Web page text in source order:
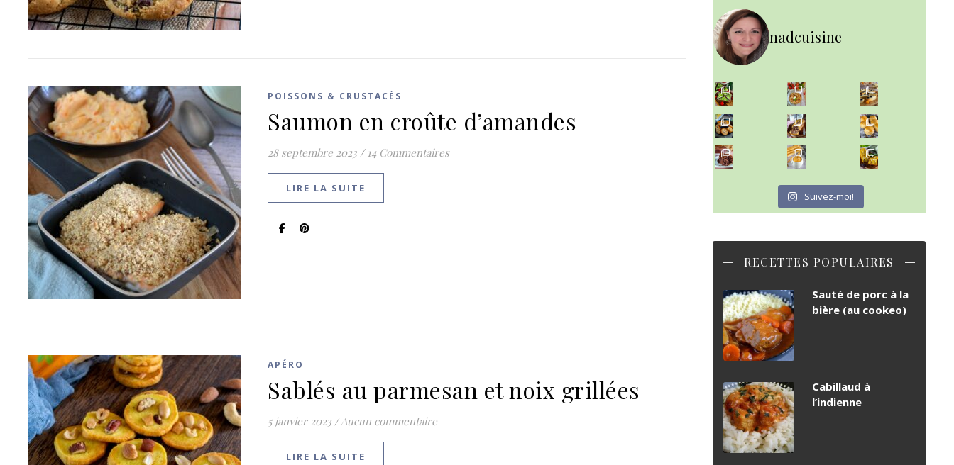
POISSONS & CRUSTACÉS
Saumon en croûte d’amandes
28 septembre 2023 / 14 Commentaires
LIRE LA SUITE
APÉRO
Sablés au parmesan et noix grillées
5 janvier 2023 /Aucun commentaire
LIRE LA SUITE
nadcuisine
~ SALADE DE PÂTES AUX DEUX TOMATES THON ET BURRA ~ FINANCIERS MYRTILLES ET CITRON ~
Aujourd'hu
~ BUNS MAISON ~
Un peu de boulange par ici au
~ GÂTEAU FONDANT CHOCO NOISETTE ~
C'est lundi
Suivez-moi!
RECETTES POPULAIRES
Sauté de porc à la
bière (au cookeo)
Cabillaud à
l’indienne